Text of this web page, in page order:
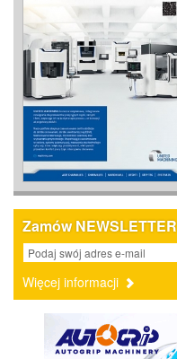
Zamów NEWSLETTER
Więcej informacji